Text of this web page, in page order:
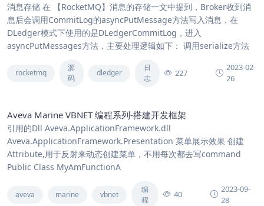
消息存储 在 【RocketMQ】消息的存储一文中提到，Broker收到消
息后会调用CommitLog的asyncPutMessage方法写入消息，在
DLedger模式下使用的是DLedgerCommitLog，进入
asyncPutMessages方法，主要处理逻辑如下： 调用serialize方法
rocketmq
源
码
dledger
日
志
227
2023-02-
26
Aveva Marine VBNET 编程系列-搭建开发框架
引用的Dll Aveva.ApplicationFramework.dll
Aveva.ApplicationFramework.Presentation 菜单展示效果 创建
Attribute,用于反射来动态创建菜单，不用每次都去写command
Public Class MyAmFunctionA
aveva marine vbnet
编
程
40
2023-09-
28